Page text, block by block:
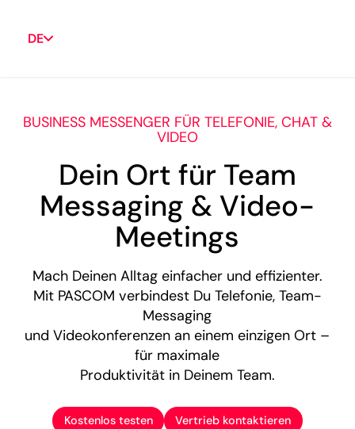
DE
BUSINESS MESSENGER FÜR TELEFONIE, CHAT &
VIDEO
Dein Ort für Team
Messaging & Video-
Meetings
Mach Deinen Alltag einfacher und effizienter.
Mit PASCOM verbindest Du Telefonie, Team-
Messaging
und Videokonferenzen an einem einzigen Ort –
für maximale
Produktivität in Deinem Team.
Kostenlos testen Vertrieb kontaktieren